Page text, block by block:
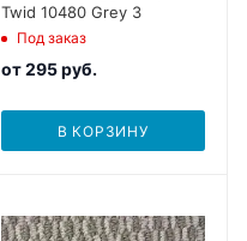
Twid 10480 Grey 3
Под заказ
от295 руб.
В КОРЗИНУ